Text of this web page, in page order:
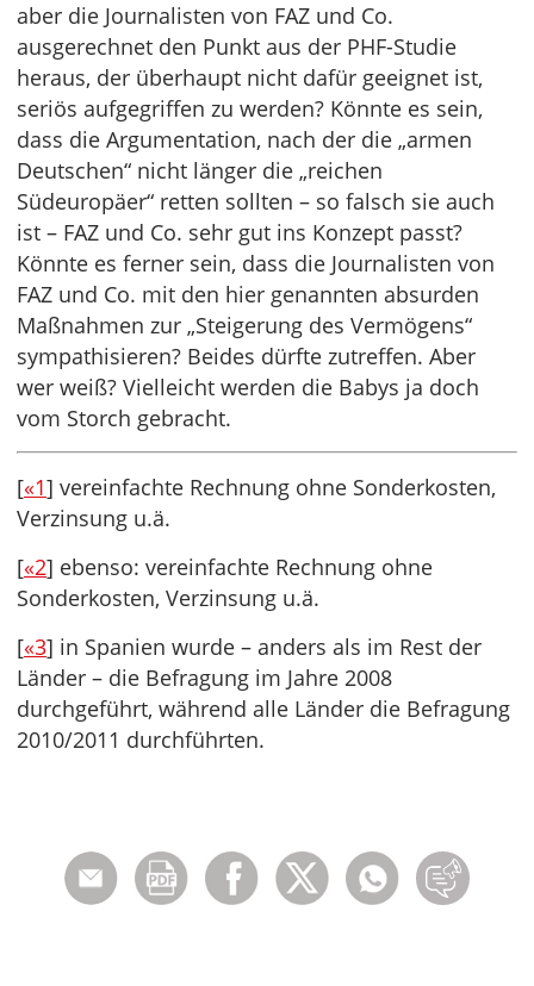
aber die Journalisten von FAZ und Co.
ausgerechnet den Punkt aus der PHF-Studie
heraus, der überhaupt nicht dafür geeignet ist,
seriös aufgegriffen zu werden? Könnte es sein,
dass die Argumentation, nach der die „armen
Deutschen“ nicht länger die „reichen
Südeuropäer“ retten sollten – so falsch sie auch
ist – FAZ und Co. sehr gut ins Konzept passt?
Könnte es ferner sein, dass die Journalisten von
FAZ und Co. mit den hier genannten absurden
Maßnahmen zur „Steigerung des Vermögens“
sympathisieren? Beides dürfte zutreffen. Aber
wer weiß? Vielleicht werden die Babys ja doch
vom Storch gebracht.
[«1] vereinfachte Rechnung ohne Sonderkosten,
Verzinsung u.ä.
[«2] ebenso: vereinfachte Rechnung ohne
Sonderkosten, Verzinsung u.ä.
[«3] in Spanien wurde – anders als im Rest der
Länder – die Befragung im Jahre 2008
durchgeführt, während alle Länder die Befragung
2010/2011 durchführten.